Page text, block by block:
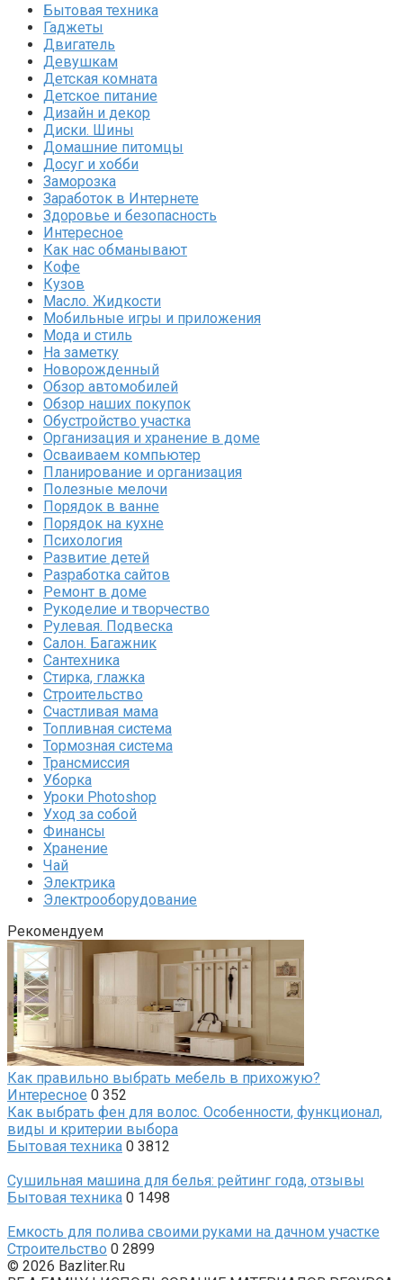
Бытовая техника
Гаджеты
Двигатель
Девушкам
Детская комната
Детское питание
Дизайн и декор
Диски. Шины
Домашние питомцы
Досуг и хобби
Заморозка
Заработок в Интернете
Здоровье и безопасность
Интересное
Как нас обманывают
Кофе
Кузов
Масло. Жидкости
Мобильные игры и приложения
Мода и стиль
На заметку
Новорожденный
Обзор автомобилей
Обзор наших покупок
Обустройство участка
Организация и хранение в доме
Осваиваем компьютер
Планирование и организация
Полезные мелочи
Порядок в ванне
Порядок на кухне
Психология
Развитие детей
Разработка сайтов
Ремонт в доме
Рукоделие и творчество
Рулевая. Подвеска
Салон. Багажник
Сантехника
Стирка, глажка
Строительство
Счастливая мама
Топливная система
Тормозная система
Трансмиссия
Уборка
Уроки Photoshop
Уход за собой
Финансы
Хранение
Чай
Электрика
Электрооборудование
Рекомендуем
Как правильно выбрать мебель в прихожую?
Интересное 0 352
Как выбрать фен для волос. Особенности, функционал,
виды и критерии выбора
Бытовая техника 0 3812
Сушильная машина для белья: рейтинг года, отзывы
Бытовая техника 0 1498
Емкость для полива своими руками на дачном участке
Строительство 0 2899
© 2026 Bazliter.Ru